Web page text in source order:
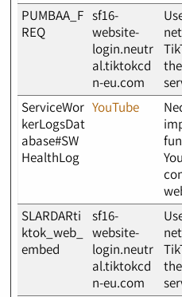
PUMBAA_F
REQ
sf16-
website-
login.neutr
al.tiktokcd
n-eu.com
ServiceWor
kerLogsDat
abase#SW
HealthLog
YouTube
SLARDARti
ktok_web_
embed
sf16-
website-
login.neutr
al.tiktokcd
n-eu.com